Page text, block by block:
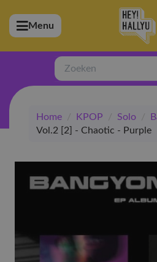
(Artiesten)
(Merchandise)
(Exclusive)
(Winkel)
Menu
Zoeken
Home / KPOP / Solo /
Vol.2 [2] - Chaotic - Purple